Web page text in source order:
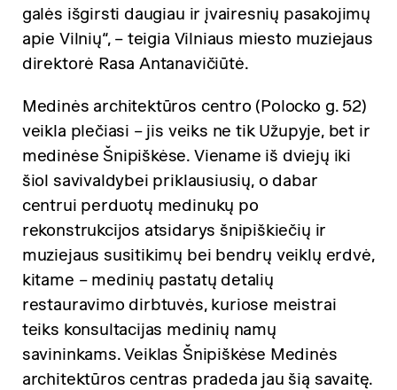
galės išgirsti daugiau ir įvairesnių pasakojimų
apie Vilnių“, – teigia Vilniaus miesto muziejaus
direktorė Rasa Antanavičiūtė.
Medinės architektūros centro (Polocko g. 52)
veikla plečiasi – jis veiks ne tik Užupyje, bet ir
medinėse Šnipiškėse. Viename iš dviejų iki
šiol savivaldybei priklausiusių, o dabar
centrui perduotų medinukų po
rekonstrukcijos atsidarys šnipiškiečių ir
muziejaus susitikimų bei bendrų veiklų erdvė,
kitame – medinių pastatų detalių
restauravimo dirbtuvės, kuriose meistrai
teiks konsultacijas medinių namų
savininkams. Veiklas Šnipiškėse Medinės
architektūros centras pradeda jau šią savaitę.